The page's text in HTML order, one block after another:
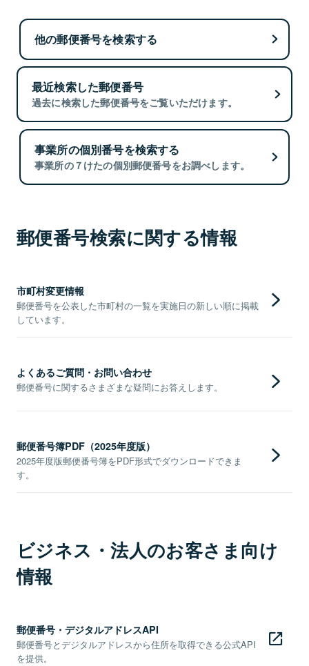
他の郵便番号を検索する
最近検索した郵便番号
過去に検索した郵便番号をご覧いただけます。
事業所の個別番号を検索する
事業所の７けたの個別郵便番号をお調べします。
郵便番号検索に関する情報
市町村変更情報
郵便番号を公表した市町村の一覧を実施日の新しい順に掲載
しています。
よくあるご質問・お問い合わせ
郵便番号に関するさまざまな疑問にお答えします。
郵便番号簿PDF（2025年度版）
2025年度版郵便番号簿をPDF形式でダウンロードできま
す。
ビジネス・法人のお客さま向け
情報
郵便番号・デジタルアドレスAPI
郵便番号とデジタルアドレスから住所を取得できる公式API
を提供。